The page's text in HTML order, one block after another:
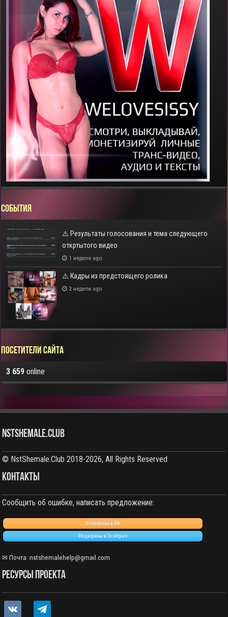
СОБЫТИЯ
⚠️ Результаты голосования и тема следующего
откртытого видео
1 неделя ago
⚠️ Кадры из предстоящего ролика
2 недели ago
Посетители сайта
3 659 online
NstShemale.Club
© NstShemale.Club 2018-2026, All Rights Reserved
КОНТАКТЫ
Сообщить об ошибке, написать предложение:
Поддержка в ВК
Поддержка в Телеграм
✉ Почта:nstshemalehelp@gmail.com
РЕСУРСЫ ПРОЕКТА
vkontakte telegram